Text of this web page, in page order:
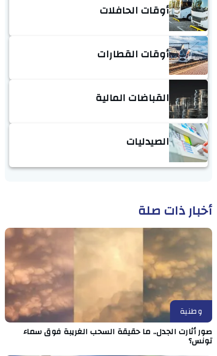
أوقات الحافلات
أوقات القطارات
القباضات المالية
الصيدليات
أخبار ذات صلة
وطنية
صور أثارت الجدل.. ما حقيقة السحب الغريبة فوق سماء
تونس؟